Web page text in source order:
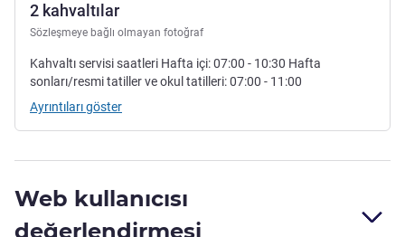
2 kahvaltılar
Sözleşmeye bağlı olmayan fotoğraf
Kahvaltı servisi saatleri Hafta içi: 07:00 - 10:30 Hafta
sonları/resmi tatiller ve okul tatilleri: 07:00 - 11:00
Ayrıntıları göster
Web kullanıcısı
değerlendirmesi